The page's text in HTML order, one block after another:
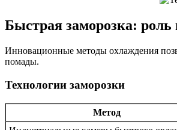
Быстрая заморозка: роль
Инновационные методы охлаждения
помады.
Технологии заморозки
Метод